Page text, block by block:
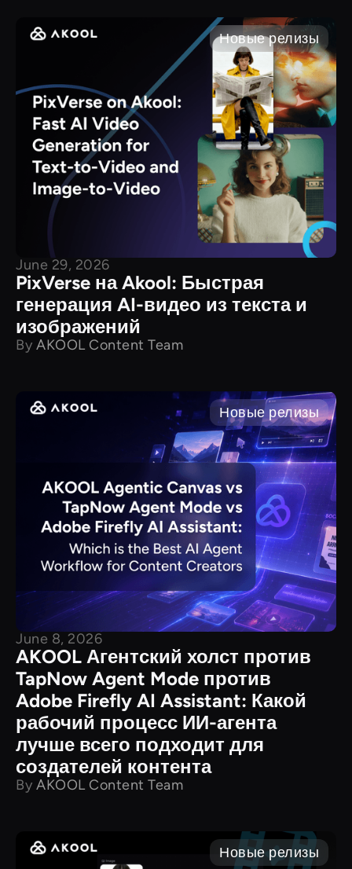
Новые релизы
June 29, 2026
PixVerse на Akool: Быстрая
генерация AI-видео из текста и
изображений
By AKOOL Content Team
Новые релизы
June 8, 2026
AKOOL Агентский холст против
TapNow Agent Mode против
Adobe Firefly AI Assistant: Какой
рабочий процесс ИИ-агента
лучше всего подходит для
создателей контента
By AKOOL Content Team
Новые релизы